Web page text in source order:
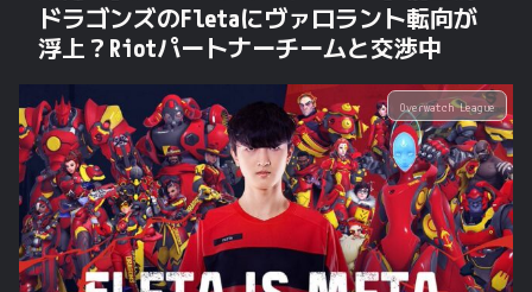
ドラゴンズのFletaにヴァロラント転向が
浮上？Riotパートナーチームと交渉中
Overwatch League